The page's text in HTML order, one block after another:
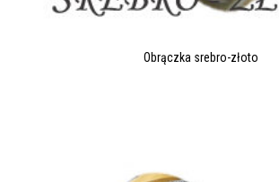
Obrączka srebro-złoto